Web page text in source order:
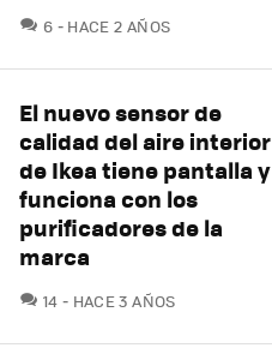
6 COMENTARIOS
HACE 2 AÑOS
El nuevo sensor de
calidad del aire interior
de Ikea tiene pantalla y
funciona con los
purificadores de la
marca
14 COMENTARIOS
HACE 3 AÑOS